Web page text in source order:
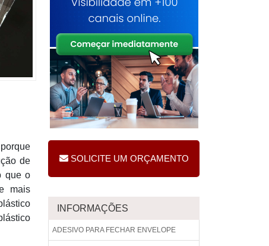
de
que o
mais
SOLICITE UM ORÇAMENTO
INFORMAÇÕES
ADESIVO PARA FECHAR ENVELOPE